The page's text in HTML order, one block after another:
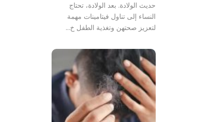
حديث الولادة. بعد الولادة، تحتاج
النساء إلى تناول فيتامينات مهمة
لتعزيز صحتهن وتغذية الطفل خ…